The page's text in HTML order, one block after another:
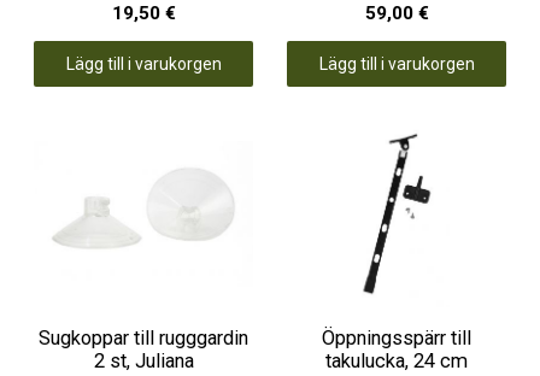
19,50 €
Lägg till i varukorgen
59,00 €
Lägg till i varukorgen
Sugkoppar till rugggardin
2 st, Juliana
Öppningsspärr till
takulucka, 24 cm